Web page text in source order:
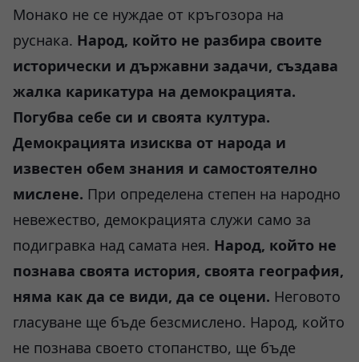
Монако не се нуждае от кръгозора на
руснака. Народ, който не разбира своите
исторически и държавни задачи, създава
жалка карикатура на демокрацията.
Погубва себе си и своята култура.
Демокрацията изисква от народа и
известен обем знания и самостоятелно
мислене. При определена степен на народно
невежество, демокрацията служи само за
подигравка над самата нея. Народ, който не
познава своята история, своята география,
няма как да се види, да се оцени. Неговото
гласуване ще бъде безсмислено. Народ, който
не познава своето стопанство, ще бъде